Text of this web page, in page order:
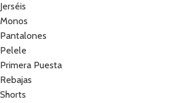
Jerséis
Monos
Pantalones
Pelele
Primera Puesta
Rebajas
Shorts